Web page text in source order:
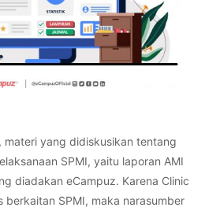
materi yang didiskusikan tentang
SPMI, yaitu laporan AMI
diadakan eCampuz. Karena Clinic
berkaitan SPMI, maka narasumber